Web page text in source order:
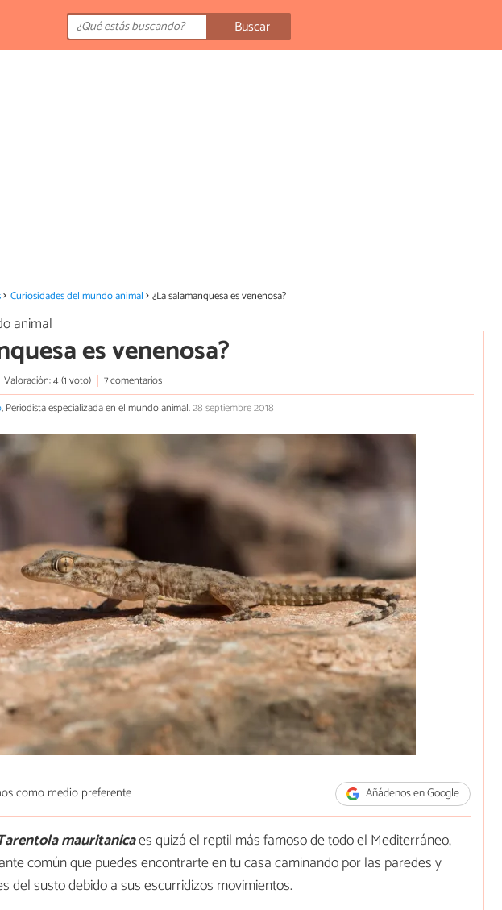
Buscar
Curiosidades del mundo animal ¿La salamanquesa es venenosa?
animal
es venenosa?
Valoración: 4 (1 voto)
7 comentarios
, Periodista especializada en el mundo animal.28 septiembre 2018
como medio preferente Añádenos en Google
mauritanicaes quizá el reptil más famoso de todo el Mediterráneo,
común que puedes encontrarte en tu casa caminando por las paredes y
del susto debido a sus escurridizos movimientos.